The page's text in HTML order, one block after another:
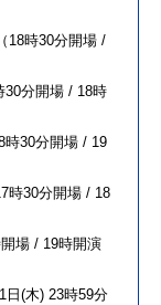
18時30分開場 /
30分開場 / 18時
時30分開場 / 19
時30分開場 / 18
場 / 19時開演
日(木) 23時59分